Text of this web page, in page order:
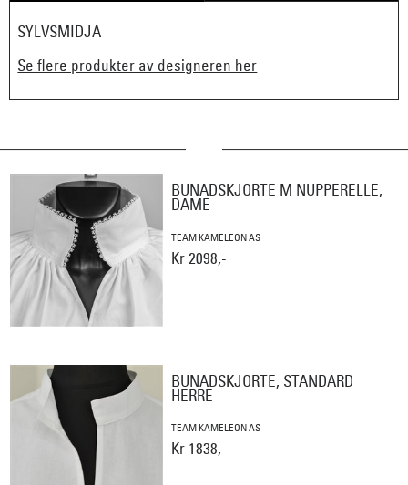
SYLVSMIDJA
Se flere produkter av designeren her
BUNADSKJORTE M NUPPERELLE,
DAME
TEAM KAMELEON AS
Kr 2098,-
BUNADSKJORTE, STANDARD
HERRE
TEAM KAMELEON AS
Kr 1838,-